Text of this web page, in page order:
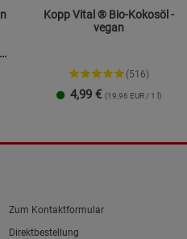
Kopp Vital ® Bio-Kokosöl -
vegan
(516)
4,99 € (19,96 EUR / 1 l)
Zum Kontaktformular
Direktbestellung